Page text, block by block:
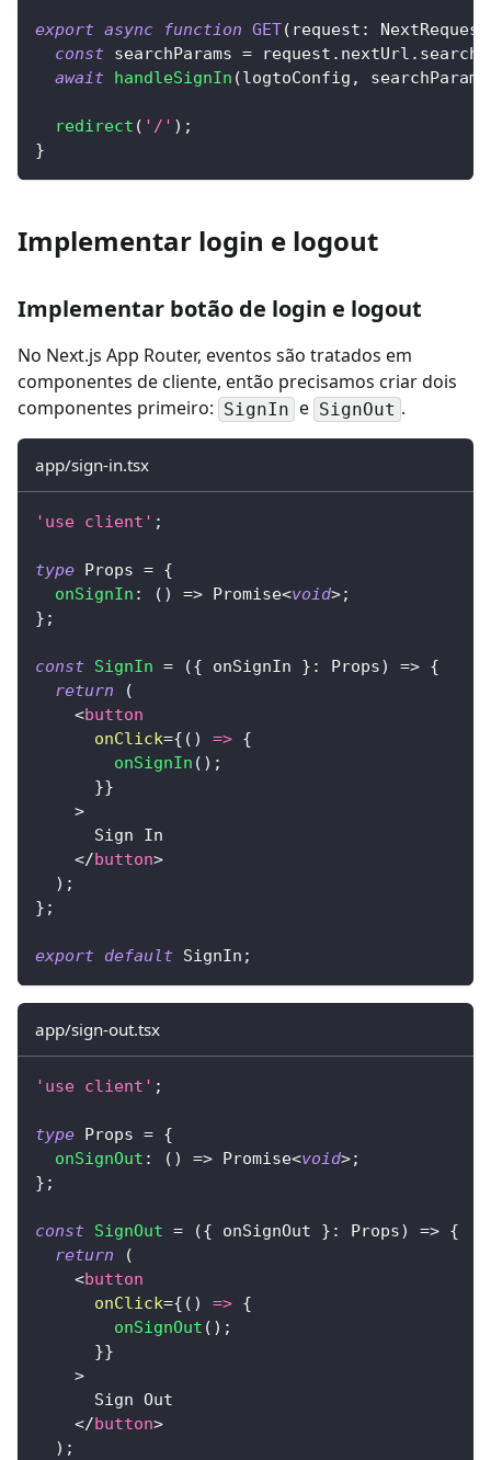
export async function GET( request : NextRequest
const searchParams = request . nextUrl .
await handleSignIn (logtoConfig , searchParams
redirect ( '/' ) ;
}
Implementar login e logout
Implementar botão de login e logout
No Next.js App Router, eventos são tratados em
componentes de cliente, então precisamos criar dois
componentes primeiro: SignIn e SignOut .
app/sign-in.tsx
'use client' ;
type Props = {
onSignIn : ( ) => Promise<void>;
} ;
const SignIn = ({ onSignIn } : Props) => {
return
(
<button
onClick={ ( ) => {
onSignIn ( ) ;
}}
>
      Sign In
</button>
) ;
} ;
export default SignIn ;
app/sign-out.tsx
'use client' ;
type Props = {
onSignOut : ( ) => Promise<void>;
} ;
const SignOut = ({ onSignOut } : Props) => {
return
(
<button
onClick={ ( ) => {
onSignOut ( ) ;
}}
>
      Sign Out
</button>
) ;